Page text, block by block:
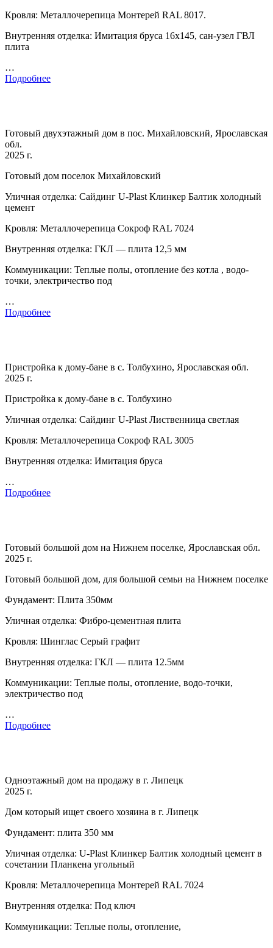
Кровля: Металлочерепица Монтерей RAL 8017.
Внутренняя отделка: Имитация бруса 16х145, сан-узел ГВЛ
плита
…
Подробнее
Готовый двухэтажный дом в пос. Михайловский, Ярославская
обл.
2025 г.
Готовый дом поселок Михайловский
Уличная отделка: Сайдинг U-Plast Клинкер Балтик холодный
цемент
Кровля: Металлочерепица Сокроф RAL 7024
Внутренняя отделка: ГКЛ — плита 12,5 мм
Коммуникации: Теплые полы, отопление без котла , водо-
точки, электричество под
…
Подробнее
Пристройка к дому-бане в с. Толбухино, Ярославская обл.
2025 г.
Пристройка к дому-бане в с. Толбухино
Уличная отделка: Сайдинг U-Plast Лиственница светлая
Кровля: Металлочерепица Сокроф RAL 3005
Внутренняя отделка: Имитация бруса
…
Подробнее
Готовый большой дом на Нижнем поселке, Ярославская обл.
2025 г.
Готовый большой дом, для большой семьи на Нижнем поселке
Фундамент: Плита 350мм
Уличная отделка: Фибро-цементная плита
Кровля: Шинглас Серый графит
Внутренняя отделка: ГКЛ — плита 12.5мм
Коммуникации: Теплые полы, отопление, водо-точки,
электричество под
…
Подробнее
Одноэтажный дом на продажу в г. Липецк
2025 г.
Дом который ищет своего хозяина в г. Липецк
Фундамент: плита 350 мм
Уличная отделка: U-Plast Клинкер Балтик холодный цемент в
сочетании Планкена угольный
Кровля: Металлочерепица Монтерей RAL 7024
Внутренняя отделка: Под ключ
Коммуникации: Теплые полы, отопление,